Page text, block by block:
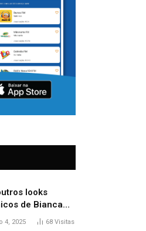
looks
de Bianca
esposa de
4, 2025 68 Visitas